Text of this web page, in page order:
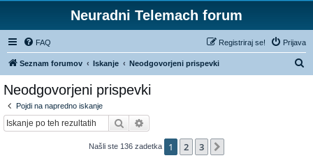
Neuradni Telemach forum
FAQ Prijava
Registriraj se!
Seznam forumov Iskanje Neodgovorjeni prispevki
Neodgovorjeni prispevki
Pojdi na napredno iskanje
Iskanje
Našli ste 136 zadetka 1 2 3